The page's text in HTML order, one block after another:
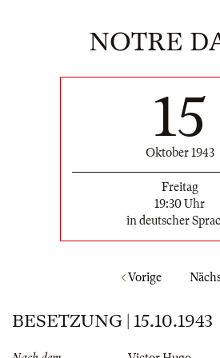
NOTRE
15
Oktober 1943
Freitag
19:30 Uhr
in deutscher
Vorige
BESETZUNG | 15.10.1943